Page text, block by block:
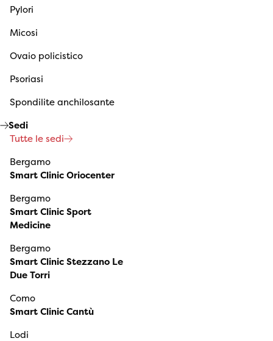
Pylori
Micosi
Ovaio policistico
Psoriasi
Spondilite anchilosante
Sedi
Tutte le sedi
Bergamo
Smart Clinic Oriocenter
Bergamo
Smart Clinic Sport
Medicine
Bergamo
Smart Clinic Stezzano Le
Due Torri
Como
Smart Clinic Cantù
Lodi